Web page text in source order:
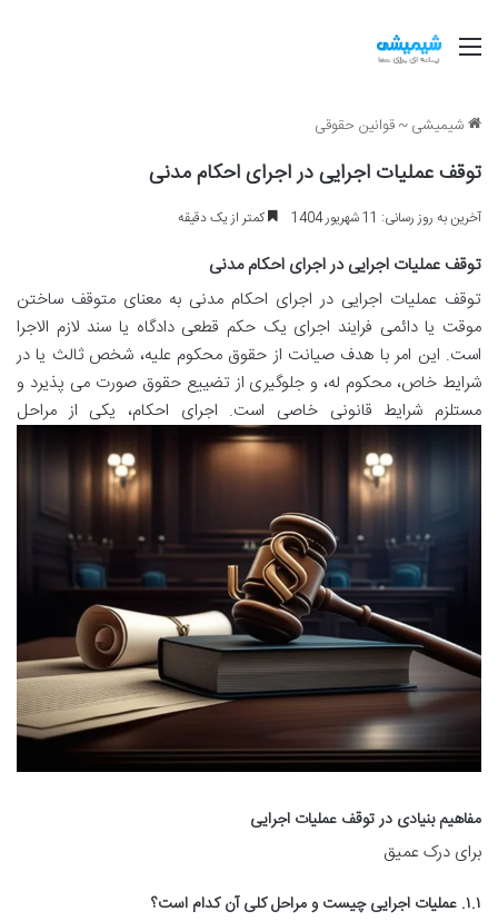
منو
شیمیشی~قوانین حقوقی
توقف عملیات اجرایی در اجرای احکام مدنی
آخرین به روز رسانی: 11 شهریور 1404 کمتر از یک دقیقه
توقف عملیات اجرایی در اجرای احکام مدنی
توقف عملیات اجرایی در اجرای احکام مدنی به معنای متوقف ساختن
موقت یا دائمی فرایند اجرای یک حکم قطعی دادگاه یا سند لازم الاجرا
است. این امر با هدف صیانت از حقوق محکوم علیه، شخص ثالث یا در
شرایط خاص، محکوم له، و جلوگیری از تضییع حقوق صورت می پذیرد و
مستلزم شرایط قانونی خاصی است. اجرای احکام، یکی از مراحل
مفاهیم بنیادی در توقف عملیات اجرایی
برای درک عمیق
۱.۱. عملیات اجرایی چیست و مراحل کلی آن کدام است؟